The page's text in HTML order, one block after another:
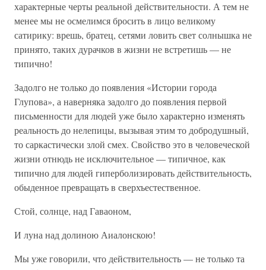
характерные черты реальной действительности. А тем не
менее мы не осмелимся бросить в лицо великому
сатирику: врешь, братец, сетями ловить свет солнышка не
принято, таких дурачков в жизни не встретишь — не
типично!
Задолго не только до появления «Истории города
Глупова», а наверняка задолго до появления первой
письменности для людей уже было характерно изменять
реальность до нелепицы, вызывая этим то добродушный,
то саркастически злой смех. Свойство это в человеческой
жизни отнюдь не исключительное — типичное, как
типично для людей гиперболизировать действительность,
обыденное превращать в сверхъестественное.
Стой, солнце, над Гаваоном,
И луна над долиною Аиалонскою!
Мы уже говорили, что действительность — не только та